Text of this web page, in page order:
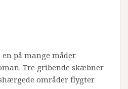
på mange måder
Tre gribende skæbner
områder flygter